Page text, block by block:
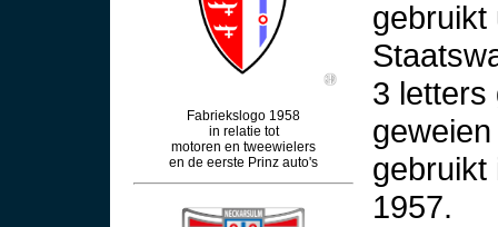
Fabriekslogo 1958
in relatie tot
motoren en tweewielers
en de eerste Prinz auto's
gebruikt
3 letters
gebruikt
1957.